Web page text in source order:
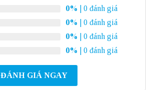
0%
| 0 đánh giá
0%
| 0 đánh giá
0%
| 0 đánh giá
0% | 0 đánh giá
ĐÁNH GIÁ NGAY